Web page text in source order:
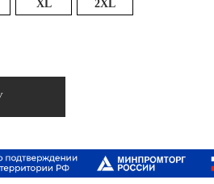
Ямало-Ненецкий
XL 2XL